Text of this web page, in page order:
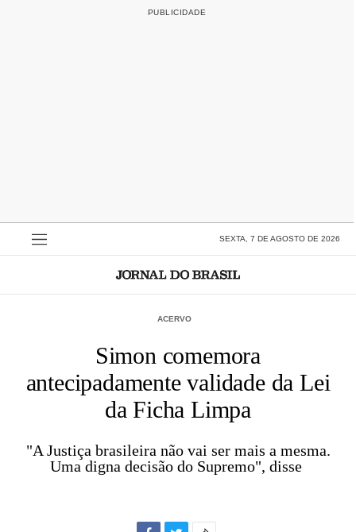
SEXTA, 7 DE AGOSTO DE 2026
ACERVO
Simon comemora
antecipadamente validade da Lei
da Ficha Limpa
"A Justiça brasileira não vai ser mais a mesma.
Uma digna decisão do Supremo", disse